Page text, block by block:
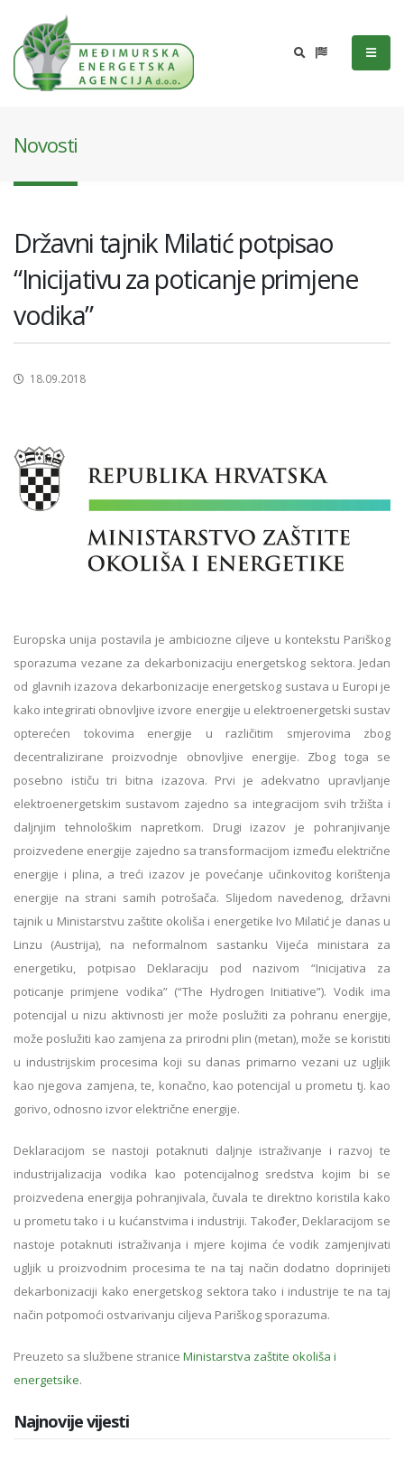
Novosti
Državni tajnik Milatić potpisao
“Inicijativu za poticanje primjene
vodika”
18.09.2018
Europska unija postavila je ambiciozne ciljeve u kontekstu Pariškog
sporazuma vezane za dekarbonizaciju energetskog sektora. Jedan
od glavnih izazova dekarbonizacije energetskog sustava u Europi je
kako integrirati obnovljive izvore energije u elektroenergetski sustav
opterećen tokovima energije u različitim smjerovima zbog
decentralizirane proizvodnje obnovljive energije. Zbog toga se
posebno ističu tri bitna izazova. Prvi je adekvatno upravljanje
elektroenergetskim sustavom zajedno sa integracijom svih tržišta i
daljnjim tehnološkim napretkom. Drugi izazov je pohranjivanje
proizvedene energije zajedno sa transformacijom između električne
energije i plina, a treći izazov je povećanje učinkovitog korištenja
energije na strani samih potrošača. Slijedom navedenog, državni
tajnik u Ministarstvu zaštite okoliša i energetike Ivo Milatić je danas u
Linzu (Austrija), na neformalnom sastanku Vijeća ministara za
energetiku, potpisao Deklaraciju pod nazivom “Inicijativa za
poticanje primjene vodika” (“The Hydrogen Initiative”). Vodik ima
potencijal u nizu aktivnosti jer može poslužiti za pohranu energije,
može poslužiti kao zamjena za prirodni plin (metan), može se koristiti
u industrijskim procesima koji su danas primarno vezani uz ugljik
kao njegova zamjena, te, konačno, kao potencijal u prometu tj. kao
gorivo, odnosno izvor električne energije.
Deklaracijom se nastoji potaknuti daljnje istraživanje i razvoj te
industrijalizacija vodika kao potencijalnog sredstva kojim bi se
proizvedena energija pohranjivala, čuvala te direktno koristila kako
u prometu tako i u kućanstvima i industriji. Također, Deklaracijom se
nastoje potaknuti istraživanja i mjere kojima će vodik zamjenjivati
ugljik u proizvodnim procesima te na taj način dodatno doprinijeti
dekarbonizaciji kako energetskog sektora tako i industrije te na taj
način potpomoći ostvarivanju ciljeva Pariškog sporazuma.
Preuzeto sa službene stranice Ministarstva zaštite okoliša i
energetsike.
Najnovije vijesti